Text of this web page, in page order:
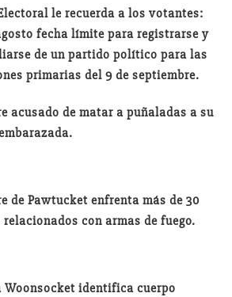
le recuerda a los votantes:
fecha límite para registrarse y
de un partido político para las
primarias del 9 de septiembre.
acusado de matar a puñaladas a su
de Pawtucket enfrenta más de 30
relacionados con armas de fuego.
Woonsocket identifica cuerpo